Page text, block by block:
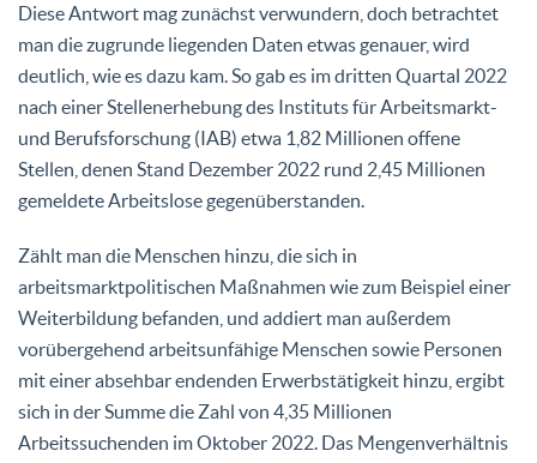
Diese Antwort mag zunächst verwundern, doch betrachtet
man die zugrunde liegenden Daten etwas genauer, wird
deutlich, wie es dazu kam. So gab es im dritten Quartal 2022
nach einer Stellenerhebung des Instituts für Arbeitsmarkt-
und Berufsforschung (IAB) etwa 1,82 Millionen offene
Stellen, denen Stand Dezember 2022 rund 2,45 Millionen
gemeldete Arbeitslose gegenüberstanden.
Zählt man die Menschen hinzu, die sich in
arbeitsmarktpolitischen Maßnahmen wie zum Beispiel einer
Weiterbildung befanden, und addiert man außerdem
vorübergehend arbeitsunfähige Menschen sowie Personen
mit einer absehbar endenden Erwerbstätigkeit hinzu, ergibt
sich in der Summe die Zahl von 4,35 Millionen
Arbeitssuchenden im Oktober 2022. Das Mengenverhältnis